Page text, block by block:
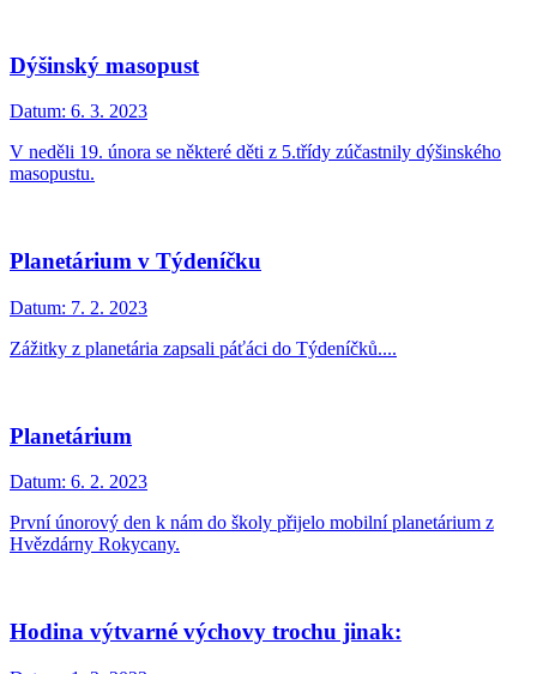
Dýšinský masopust
Datum: 6. 3. 2023
V neděli 19. února se některé děti z 5.třídy zúčastnily dýšinského
masopustu.
Planetárium v Týdeníčku
Datum: 7. 2. 2023
Zážitky z planetária zapsali páťáci do Týdeníčků....
Planetárium
Datum: 6. 2. 2023
První únorový den k nám do školy přijelo mobilní planetárium z
Hvězdárny Rokycany.
Hodina výtvarné výchovy trochu jinak: